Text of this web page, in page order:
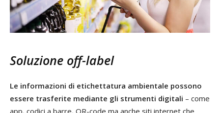
Soluzione off-label
Le informazioni di etichettatura ambientale possono
essere trasferite mediante gli strumenti digitali – come